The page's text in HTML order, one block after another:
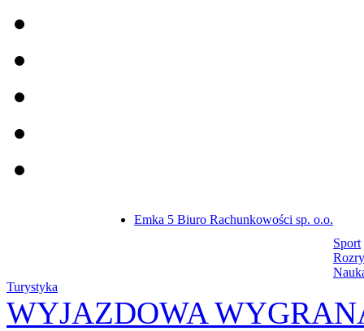
Emka 5 Biuro Rachunkowości sp. o.o.
Sport
Turystyka
WYJAZDOWA